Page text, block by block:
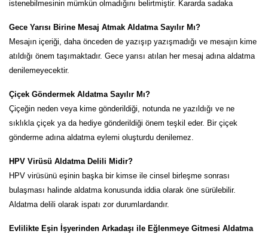
istenebilmesinin mümkün olmadığını belirtmiştir. Kararda sadaka
Gece Yarısı Birine Mesaj Atmak Aldatma Sayılır Mı?
Mesajın içeriği, daha önceden de yazışıp yazışmadığı ve mesajın kime
atıldığı önem taşımaktadır. Gece yarısı atılan her mesaj adına aldatma
denilemeyecektir.
Çiçek Göndermek Aldatma Sayılır Mı?
Çiçeğin neden veya kime gönderildiği, notunda ne yazıldığı ve ne
sıklıkla çiçek ya da hediye gönderildiği önem teşkil eder. Bir çiçek
gönderme adına aldatma eylemi oluşturdu denilemez.
HPV Virüsü Aldatma Delili Midir?
HPV virüsünü eşinin başka bir kimse ile cinsel birleşme sonrası
bulaşması halinde aldatma konusunda iddia olarak öne sürülebilir.
Aldatma delili olarak ispatı zor durumlardandır.
Evlilikte Eşin İşyerinden Arkadaşı ile Eğlenmeye Gitmesi Aldatma